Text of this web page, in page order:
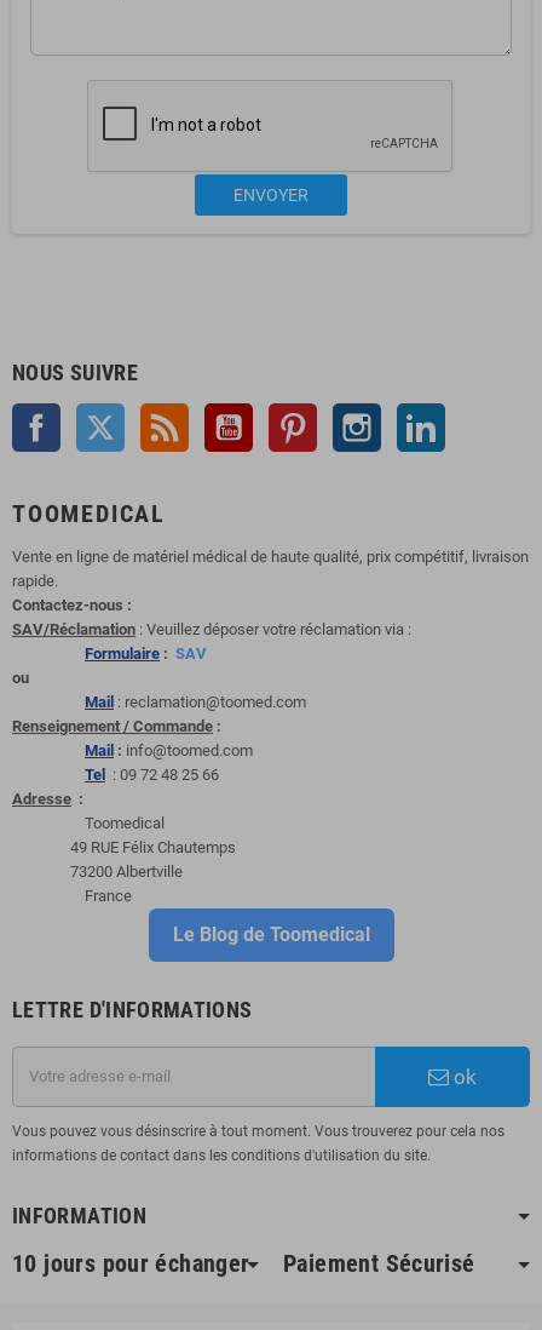
NOUS SUIVRE
Facebook Twitter YouTube Pinterest Instagram
TOOMEDICAL
Vente en ligne de matériel médical de haute qualité, prix compétitif, livraison
rapide.
Contactez-nous :
SAV/Réclamation : Veuillez déposer votre réclamation via :
Formulaire : SAV
ou
Mail : reclamation@toomed.com
Renseignement / Commande :
Mail : info@toomed.com
Tel
: 09 72 48 25 66
Adresse :
Toomedical
49 RUE Félix Chautemps
73200 Albertville
France
Le Blog de Toomedical
LETTRE D'INFORMATIONS
ok
Vous pouvez vous désinscrire à tout moment. Vous trouverez pour cela nos
informations de contact dans les conditions d'utilisation du site.
INFORMATION
10 jours pour échanger Paiement Sécurisé